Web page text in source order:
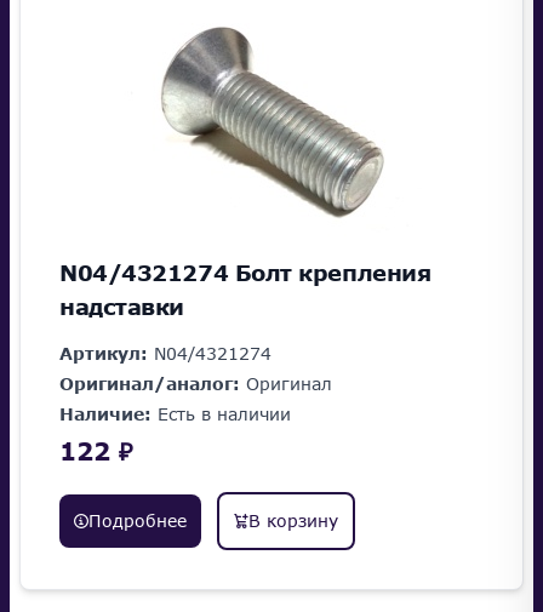
N04/4321274 Болт крепления
надставки
Артикул: N04/4321274
Оригинал/аналог: Оригинал
Наличие: Есть в наличии
122 ₽
Подробнее В корзину